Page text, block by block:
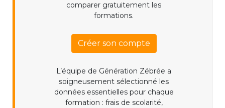
comparer gratuitement les
formations.
Créer son compte
L’équipe de Génération Zébrée a
soigneusement sélectionné les
données essentielles pour chaque
formation : frais de scolarité,